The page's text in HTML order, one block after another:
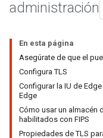
administración
En esta página
Asegúrate de que el
Configura TLS
Configurar la IU de
Edge
Cómo usar un almacén
habilitados con FIPS
Propiedades de TLS